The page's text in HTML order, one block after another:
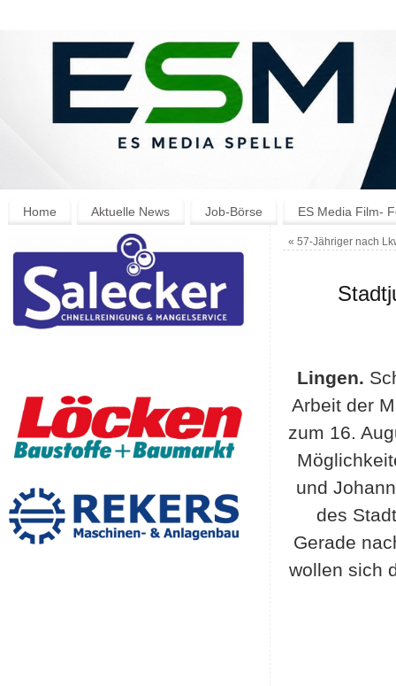
Home Aktuelle News Job-Börse ES Media Film-
« 57-Jähriger nach
Lingen.
Arbeit der
zum 16.
und
des
Gerade
wollen sich